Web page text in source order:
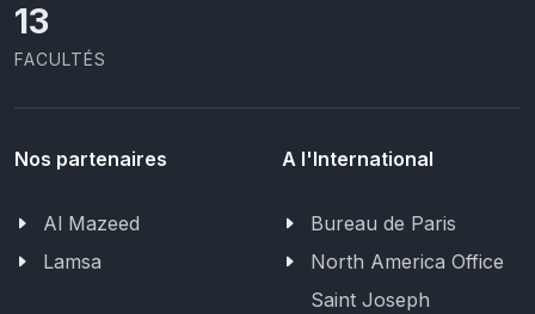
13
FACULTÉS
Nos partenaires
Al Mazeed
Lamsa
A l'International
Bureau de Paris
North America Office
Saint Joseph